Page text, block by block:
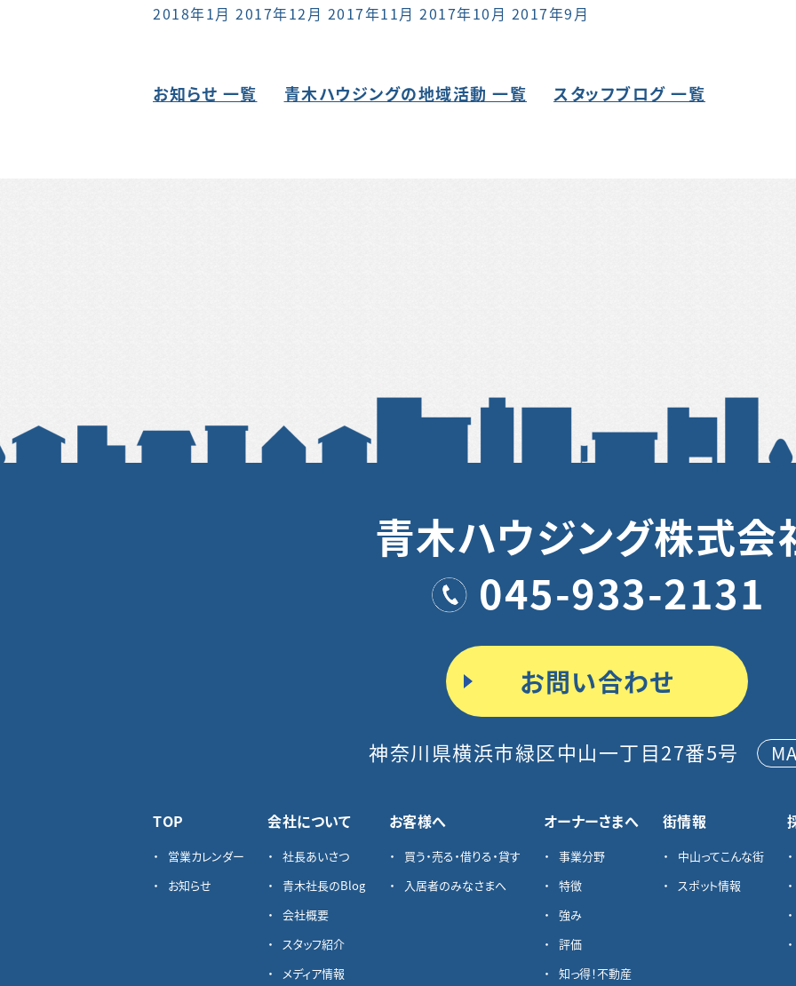
2018年1月 2017年12月 2017年11月 2017年10月 2017年9月
お知らせ 一覧 青木ハウジングの地域活動 一覧 スタッフブログ 一覧
青木ハウジング株式会
045-933-2131
お問い合わせ
神奈川県横浜市緑区中山一丁目27番5号
TOP
営業カレンダー
お知らせ
会社について
社長あいさつ
青木社長のBlog
会社概要
スタッフ紹介
メディア情報
お客様へ
買う・売る・借りる・貸す
入居者のみなさまへ
オーナーさまへ
事業分野
特徴
強み
評価
知っ得！不動産
街情報
中山ってこんな街
スポット情報